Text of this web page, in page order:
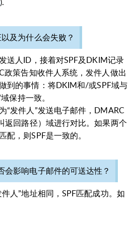
及为什么会失败？
送人ID，接着对SPF及DKIM记录
政策告知收件人系统，发件人做出
到的事情：将DKIM和/或SPF域与
保持一致。
“发件人”发送电子邮件，DMARC
返回路径）域进行对比。如果两个
，则SPF是一致的。
会影响电子邮件的可送达性？
人”地址相同，SPF匹配成功。如